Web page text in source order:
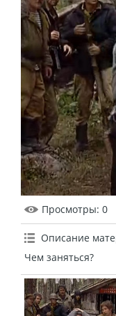
Просмотры: 0
Описание
Чем заняться?